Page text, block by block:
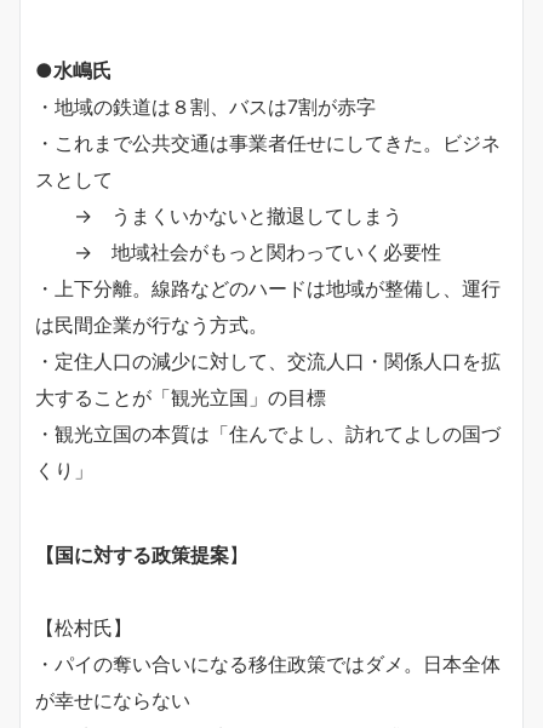
●水嶋氏
・地域の鉄道は８割、バスは7割が赤字
・これまで公共交通は事業者任せにしてきた。ビジネ
スとして
→ うまくいかないと撤退してしまう
→ 地域社会がもっと関わっていく必要性
・上下分離。線路などのハードは地域が整備し、運行
は民間企業が行なう方式。
・定住人口の減少に対して、交流人口・関係人口を拡
大することが「観光立国」の目標
・観光立国の本質は「住んでよし、訪れてよしの国づ
くり」
【国に対する政策提案】
【松村氏】
・パイの奪い合いになる移住政策ではダメ。日本全体
が幸せにならない